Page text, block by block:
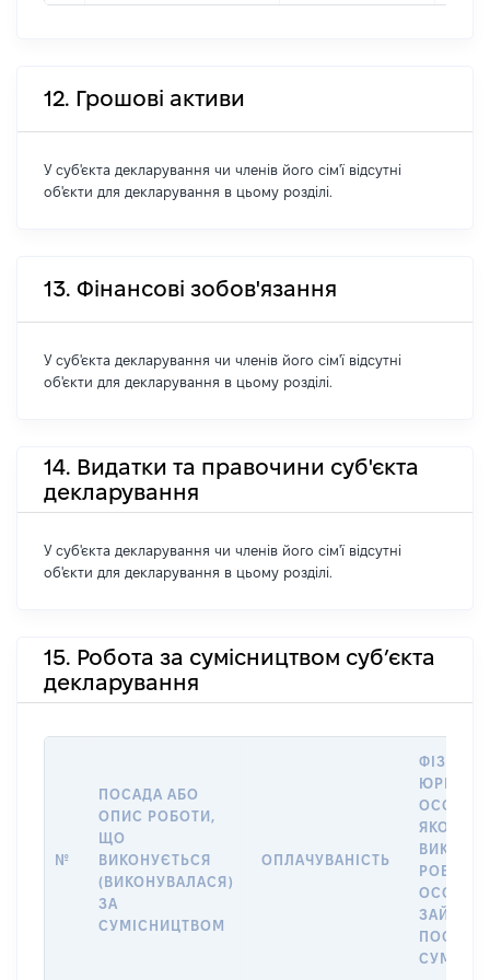
12. Грошові активи
У суб'єкта декларування чи членів його сім'ї відсутні
об'єкти для декларування в цьому розділі.
13. Фінансові зобов'язання
У суб'єкта декларування чи членів його сім'ї відсутні
об'єкти для декларування в цьому розділі.
14. Видатки та правочини суб'єкта
декларування
У суб'єкта декларування чи членів його сім'ї відсутні
об'єкти для декларування в цьому розділі.
15. Робота за сумісництвом суб’єкта
декларування
№
ПОСАДА АБО
ОПИС РОБОТИ,
ЩО
ВИКОНУЄТЬСЯ
(ВИКОНУВАЛАСЯ)
ЗА
СУМІСНИЦТВОМ
ОПЛАЧУВАНІСТЬ
ОСОБА,
ЯКОЇ
РОБОТА
ОСОБА
ПОСАДУ